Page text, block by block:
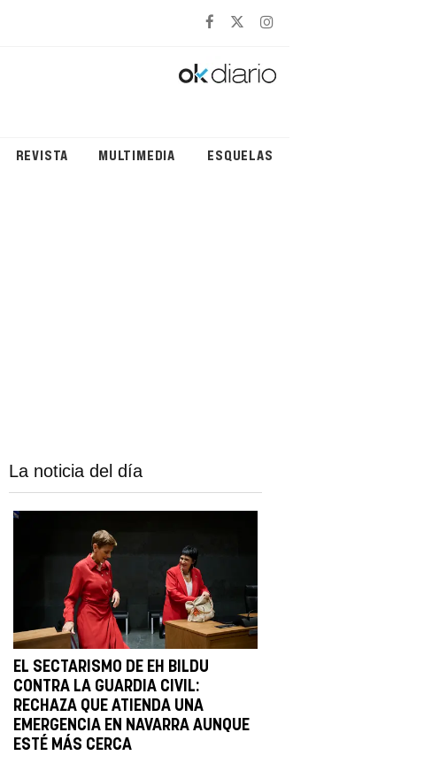
REVISTA MULTIMEDIA ESQUELAS
La noticia del día
EL SECTARISMO DE EH BILDU
CONTRA LA GUARDIA CIVIL:
RECHAZA QUE ATIENDA UNA
EMERGENCIA EN NAVARRA AUNQUE
ESTÉ MÁS CERCA